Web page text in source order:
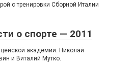
с тренировки Сборной Италии
о спорте — 2011
академии. Николай
и Виталий Мутко.